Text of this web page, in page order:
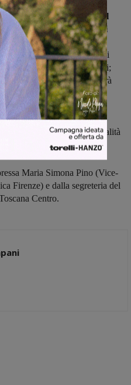
della mappatura, nel
e articolazioni funzionali
della Salute, il Centro
e analizzerà i percorsi
sui servizi erogati;
erogabili; promuoverà
formazione, orientati allo
alla creazione di sinergie e
di monitoraggio dei
e della qualità
Maria Simona Pino (Vice-
Firenze) e dalla segreteria del
Centro.